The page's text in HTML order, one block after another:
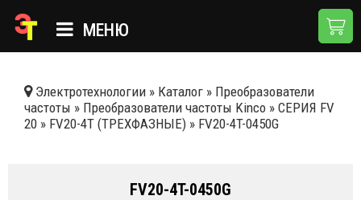
МЕНЮ
КАТАЛОГ
Электротехнологии » Каталог » Преобразователи
частоты » Преобразователи частоты Kinco » СЕРИЯ FV
20 » FV20-4T (ТРЕХФАЗНЫЕ) » FV20-4T-0450G
FV20-4T-0450G